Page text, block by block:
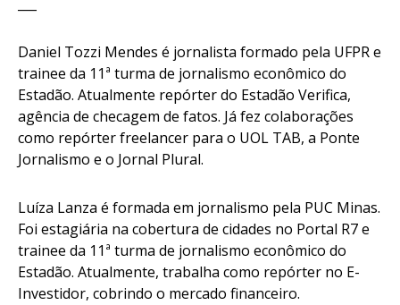
Daniel Tozzi Mendes é jornalista formado pela UFPR e
trainee da 11ª turma de jornalismo econômico do
Estadão. Atualmente repórter do Estadão Verifica,
agência de checagem de fatos. Já fez colaborações
como repórter freelancer para o UOL TAB, a Ponte
Jornalismo e o Jornal Plural.
Luíza Lanza é formada em jornalismo pela PUC Minas.
Foi estagiária na cobertura de cidades no Portal R7 e
trainee da 11ª turma de jornalismo econômico do
Estadão. Atualmente, trabalha como repórter no E-
Investidor, cobrindo o mercado financeiro.